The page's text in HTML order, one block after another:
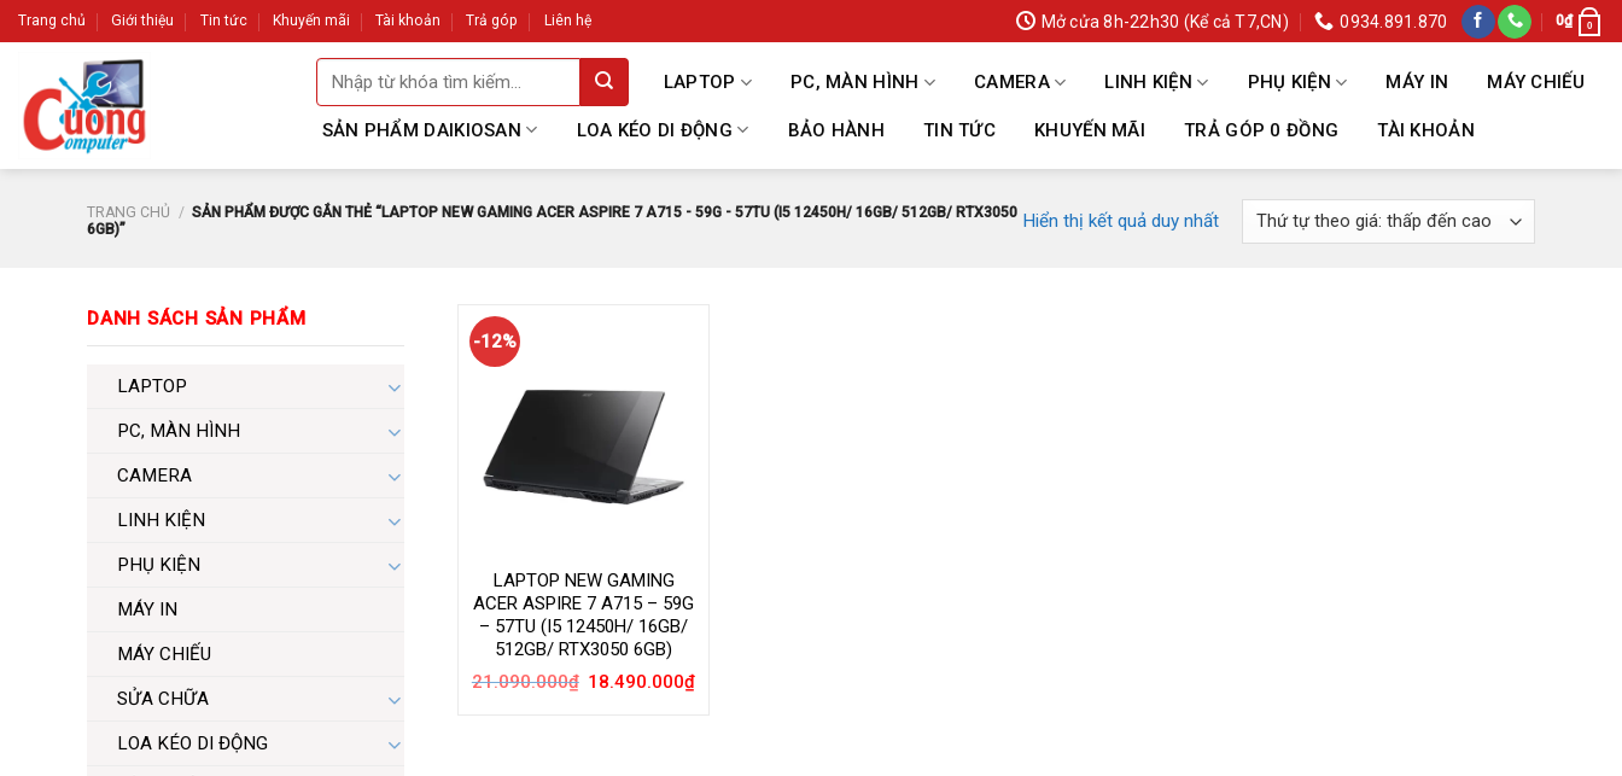
Skip
to
Trang chủ Giới thiệu Tin tức Khuyến mãi Tài khoản Trả góp Liên hệ Mở cửa 8h-22h30 (Kể cả T7,CN) 0934.891.870 0₫ 0
Tìm
kiếm:
LAPTOP PC, MÀN HÌNH CAMERA LINH KIỆN PHỤ KIỆN MÁY IN MÁY CHIẾU
SẢN PHẨM DAIKIOSAN LOA KÉO DI ĐỘNG BẢO HÀNH TIN TỨC KHUYẾN MÃI TRẢ GÓP 0 ĐỒNG TÀI KHOẢN
TRANG CHỦ / SẢN PHẨM ĐƯỢC GẮN THẺ “LAPTOP NEW GAMING ACER ASPIRE 7 A715 - 59G - 57TU (I5 12450H/ 16GB/ 512GB/ RTX3050
6GB)”
Hiển thị kết quả duy nhất
DANH SÁCH SẢN PHẨM
LAPTOP
PC, MÀN HÌNH
CAMERA
LINH KIỆN
PHỤ KIỆN
MÁY IN
MÁY CHIẾU
SỬA CHỮA
LOA KÉO DI ĐỘNG
-12%
LAPTOP NEW GAMING
ACER ASPIRE 7 A715 – 59G
– 57TU (I5 12450H/ 16GB/
512GB/ RTX3050 6GB)
21.090.000₫ Giá
18.490.000₫Giá